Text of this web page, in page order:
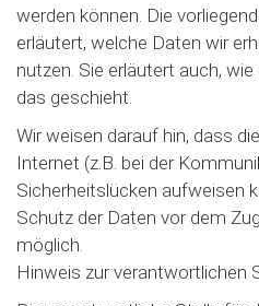
werden können. Die
erläutert, welche Daten wir
nutzen. Sie erläutert auch,
das geschieht.
Wir weisen darauf hin, dass
Internet (z.B. bei der
Sicherheitslücken aufweisen
Schutz der Daten vor dem
möglich.
Hinweis zur verantwortlichen